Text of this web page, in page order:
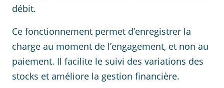
débit.
Ce fonctionnement permet d’enregistrer la
charge au moment de l’engagement, et non au
paiement. Il facilite le suivi des variations des
stocks et améliore la gestion financière.